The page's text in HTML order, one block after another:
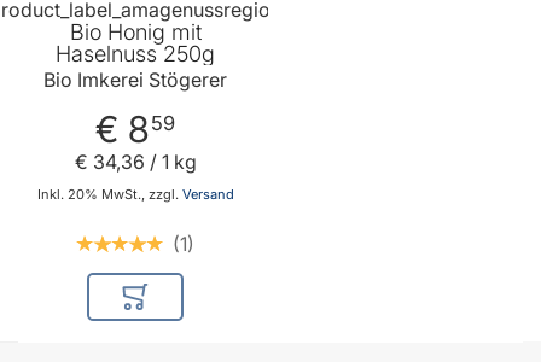
Bio Honig mit
Haselnuss 250g
Bio Imkerei Stögerer
€ 859
Inkl. 20% MwSt., zzgl. Versand
€ 34,36 / 1 kg
1
In den Warenkorb